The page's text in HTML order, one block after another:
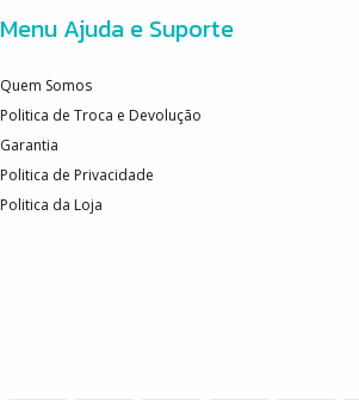
Menu Ajuda e Suporte
Quem Somos
Politica de Troca e Devolução
Garantia
Politica de Privacidade
Politica da Loja